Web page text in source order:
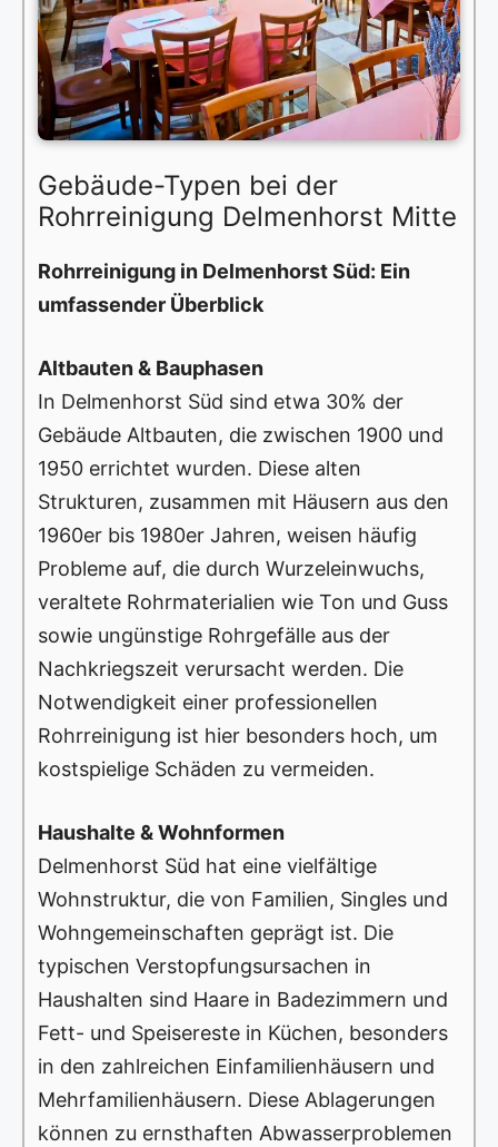
Gebäude-Typen bei der
Rohrreinigung Delmenhorst Mitte
Rohrreinigung in Delmenhorst Süd: Ein
umfassender Überblick
Altbauten & Bauphasen
In Delmenhorst Süd sind etwa 30% der
Gebäude Altbauten, die zwischen 1900 und
1950 errichtet wurden. Diese alten
Strukturen, zusammen mit Häusern aus den
1960er bis 1980er Jahren, weisen häufig
Probleme auf, die durch Wurzeleinwuchs,
veraltete Rohrmaterialien wie Ton und Guss
sowie ungünstige Rohrgefälle aus der
Nachkriegszeit verursacht werden. Die
Notwendigkeit einer professionellen
Rohrreinigung ist hier besonders hoch, um
kostspielige Schäden zu vermeiden.
Haushalte & Wohnformen
Delmenhorst Süd hat eine vielfältige
Wohnstruktur, die von Familien, Singles und
Wohngemeinschaften geprägt ist. Die
typischen Verstopfungsursachen in
Haushalten sind Haare in Badezimmern und
Fett- und Speisereste in Küchen, besonders
in den zahlreichen Einfamilienhäusern und
Mehrfamilienhäusern. Diese Ablagerungen
können zu ernsthaften Abwasserproblemen